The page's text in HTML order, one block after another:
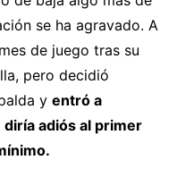
se ha agravado. A
de juego tras su
pero decidió
y entró a
adiós al primer